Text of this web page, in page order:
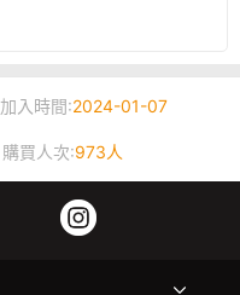
加入時間:2024-01-07
購買人次:973人